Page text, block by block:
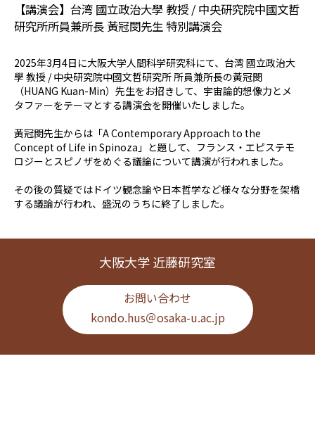
【講演会】台湾 國立政治大學 教授 / 中央研究院中國文哲
研究所所員兼所長 黃冠閔先生 特別講演会
2025年3月4日に大阪大学人間科学研究科にて、台湾 國立政治大
學 教授 / 中央研究院中國文哲研究所 所員兼所長の黃冠閔
（HUANG Kuan-Min）先生をお招きして、宇宙論的想像力とメ
タファーをテーマとする講演会を開催いたしました。
黃冠閔先生からは「A Contemporary Approach to the
Concept of Life in Spinoza」と題して、フランス・エピステモ
ロジーとスピノザをめぐる議論について講演が行われました。
その後の質疑ではドイツ観念論や日本哲学など様々な分野を架橋
する議論が行われ、盛況のうちに終了しました。
大阪大学 近藤研究室
お問い合わせ
kondo.hus＠osaka-u.ac.jp